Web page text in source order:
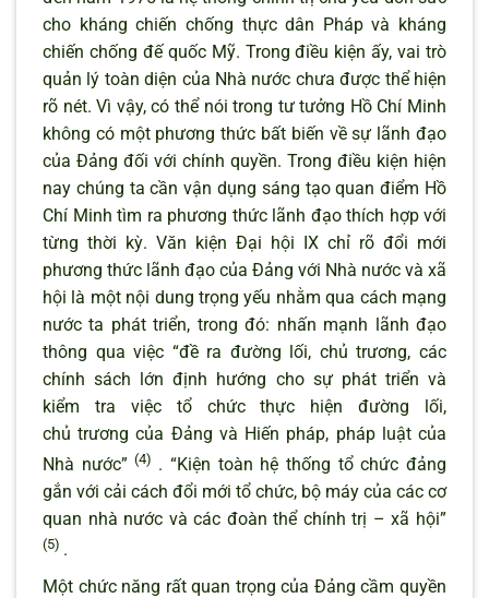
cho kháng chiến chống thực dân Pháp và kháng
chiến chống đế quốc Mỹ. Trong điều kiện ấy, vai trò
quản lý toàn diện của Nhà nước chưa được thể hiện
rõ nét. Vì vậy, có thể nói trong tư tưởng Hồ Chí Minh
không có một phương thức bất biến về sự lãnh đạo
của Đảng đối với chính quyền. Trong điều kiện hiện
nay chúng ta cần vận dụng sáng tạo quan điểm Hồ
Chí Minh tìm ra phương thức lãnh đạo thích hợp với
từng thời kỳ. Văn kiện Đại hội IX chỉ rõ đổi mới
phương thức lãnh đạo của Đảng với Nhà nước và xã
hội là một nội dung trọng yếu nhằm qua cách mạng
nước ta phát triển, trong đó: nhấn mạnh lãnh đạo
thông qua việc “đề ra đường lối, chủ trương, các
chính sách lớn định hướng cho sự phát triển và
kiểm tra việc tổ chức thực hiện đường lối,
chủ trương của Đảng và Hiến pháp, pháp luật của
Nhà nước”(4) . “Kiện toàn hệ thống tổ chức đảng
gắn với cải cách đổi mới tổ chức, bộ máy của các cơ
quan nhà nước và các đoàn thể chính trị – xã hội”
(5) .
Một chức năng rất quan trọng của Đảng cầm quyền